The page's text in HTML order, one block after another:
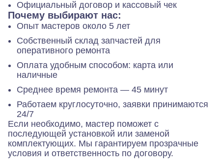
Официальный договор и кассовый чек
Почему выбирают нас:
Опыт мастеров около 5 лет
Собственный склад запчастей для
оперативного ремонта
Оплата удобным способом: карта или
наличные
Среднее время ремонта — 45 минут
Работаем круглосуточно, заявки принимаются
24/7
Если необходимо, мастер поможет с
последующей установкой или заменой
комплектующих. Мы гарантируем прозрачные
условия и ответственность по договору.